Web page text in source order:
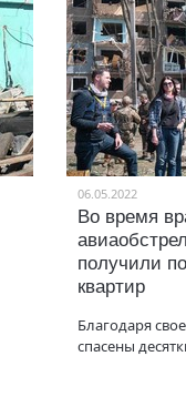
06.05.2022
Во время
получили
квартир
Благодаря
спасены